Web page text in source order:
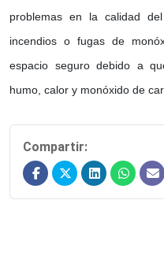
problemas en la calidad
incendios o fugas de
espacio seguro debido a
humo, calor y monóxido de
Compartir: